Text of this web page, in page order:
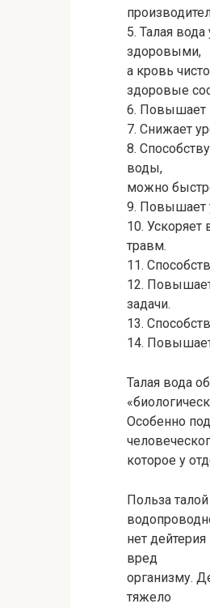
5. Талая
здоровыми,
а кровь
здоровые
6. Повышает
7. Снижает
8.
воды,
можно
9. Повышает
10. Ускоряет
травм.
11.
12.
задачи.
13.
14.
Талая вода
Особенно
которое у
Польза
нет
вред
организму.
тяжело